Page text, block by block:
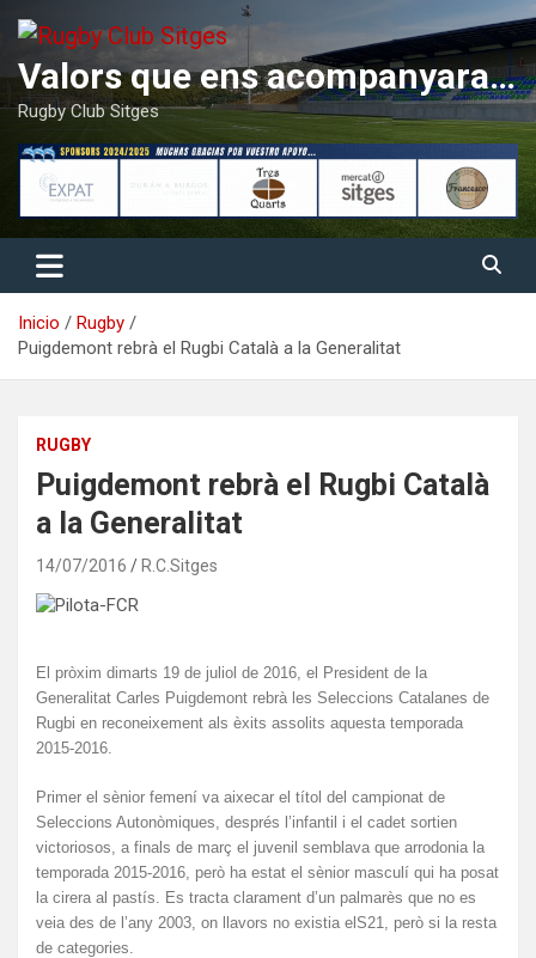
contenido
Valors que ens acompanyaran tota la vida
Rugby Club Sitges
Inicio
Rugby
Puigdemont rebrà el Rugbi Català a la Generalitat
RUGBY
Puigdemont rebrà el Rugbi Català
a la Generalitat
14/07/2016 R.C.Sitges
El pròxim dimarts 19 de juliol de 2016, el President de la
Generalitat Carles Puigdemont rebrà les Seleccions Catalanes de
Rugbi en reconeixement als èxits assolits aquesta temporada
2015-2016.
Primer el sènior femení va aixecar el títol del campionat de
Seleccions Autonòmiques, després l’infantil i el cadet sortien
victoriosos, a finals de març el juvenil semblava que arrodonia la
temporada 2015-2016, però ha estat el sènior masculí qui ha posat
la cirera al pastís. Es tracta clarament d’un palmarès que no es
veia des de l’any 2003, on llavors no existia elS21, però si la resta
de categories.